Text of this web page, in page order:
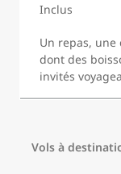
Inclus
Un repas,
dont des
invités
Vols à